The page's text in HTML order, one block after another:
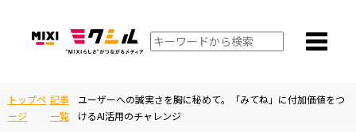
トップペ
ージ
記事
一覧
ユーザーへの誠実さを胸に秘めて。「みてね」に付加価値をつ
けるAI活用のチャレンジ